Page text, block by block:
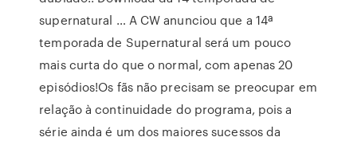
supernatural … A CW anunciou que a 14ª
temporada de Supernatural será um pouco
mais curta do que o normal, com apenas 20
episódios!Os fãs não precisam se preocupar em
relação à continuidade do programa, pois a
série ainda é um dos maiores sucessos da